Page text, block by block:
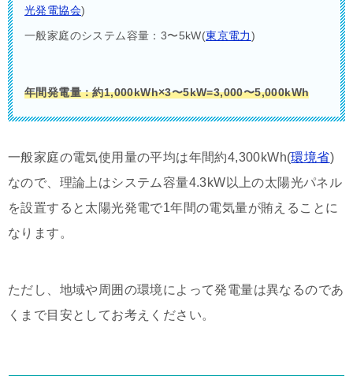
光発電協会)
一般家庭のシステム容量：3〜5kW(東京電力)
年間発電量：約1,000kWh×3〜5kW=3,000〜5,000kWh
一般家庭の電気使用量の平均は年間約4,300kWh(環境省)
なので、理論上はシステム容量4.3kW以上の太陽光パネル
を設置すると太陽光発電で1年間の電気量が賄えることに
なります。
ただし、地域や周囲の環境によって発電量は異なるのであ
くまで目安としてお考えください。